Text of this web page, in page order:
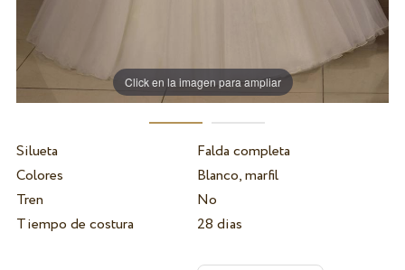
Click en la imagen para ampliar
Silueta
Falda completa
Colores
Blanco, marfil
Tren
No
Tiempo de costura
28 dias